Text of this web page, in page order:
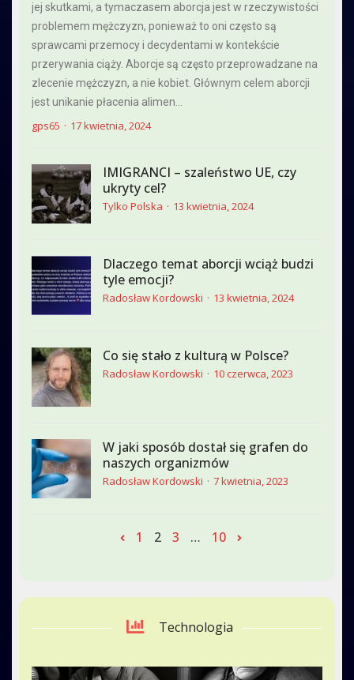
jej skutkami, a tymaczasem aborcja jest w rzeczywistości
problemem mężczyzn, ponieważ to oni często są
sprawcami przemocy i decydentami w kontekście
przerywania ciąży. Aborcje są często przeprowadzane na
zlecenie mężczyzn, a nie kobiet. Głównym celem aborcji
jest unikanie płacenia alimen...
gps65 17 kwietnia, 2024
IMIGRANCI – szaleństwo UE, czy
ukryty cel?
Tylko Polska 13 kwietnia, 2024
Dlaczego temat aborcji wciąż budzi
tyle emocji?
Radosław Kordowski 13 kwietnia, 2024
Co się stało z kulturą w Polsce?
Radosław Kordowski 10 czerwca, 2023
W jaki sposób dostał się grafen do
naszych organizmów
Radosław Kordowski 7 kwietnia, 2023
1 2 3 … 10
Technologia